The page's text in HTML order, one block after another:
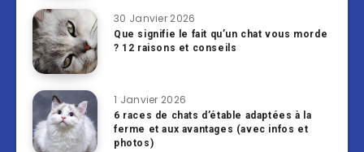
30 Janvier 2026
Que signifie le fait qu’un chat vous morde
? 12 raisons et conseils
1 Janvier 2026
6 races de chats d’étable adaptées à la
ferme et aux avantages (avec infos et
photos)